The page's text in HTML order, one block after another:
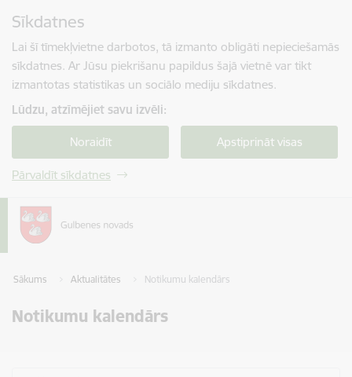
Sīkdatnes
Lai šī tīmekļvietne darbotos, tā izmanto obligāti nepieciešamās
sīkdatnes. Ar Jūsu piekrišanu papildus šajā vietnē var tikt
izmantotas statistikas un sociālo mediju sīkdatnes.
Lūdzu, atzīmējiet savu izvēli:
Noraidīt Apstiprināt visas
Pārvaldīt sīkdatnes
Sākums Aktualitātes Notikumu kalendārs
Notikumu kalendārs